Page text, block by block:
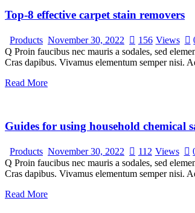
Top-8 effective carpet stain removers
Products November 30, 2022 156 Views
Q Proin faucibus nec mauris a sodales, sed
Cras dapibus. Vivamus elementum semper nisi.
Read More
Guides for using household chemical
Products November 30, 2022 112 Views
Q Proin faucibus nec mauris a sodales, sed
Cras dapibus. Vivamus elementum semper nisi.
Read More